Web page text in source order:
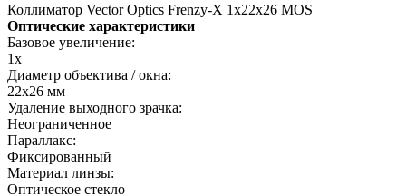
Коллиматор Vector Optics Frenzy-X 1x22x26 MOS
Оптические характеристики
Базовое увеличение:
1x
Диаметр объектива / окна:
22x26 мм
Удаление выходного зрачка:
Неограниченное
Параллакс:
Фиксированный
Материал линзы:
Оптическое стекло